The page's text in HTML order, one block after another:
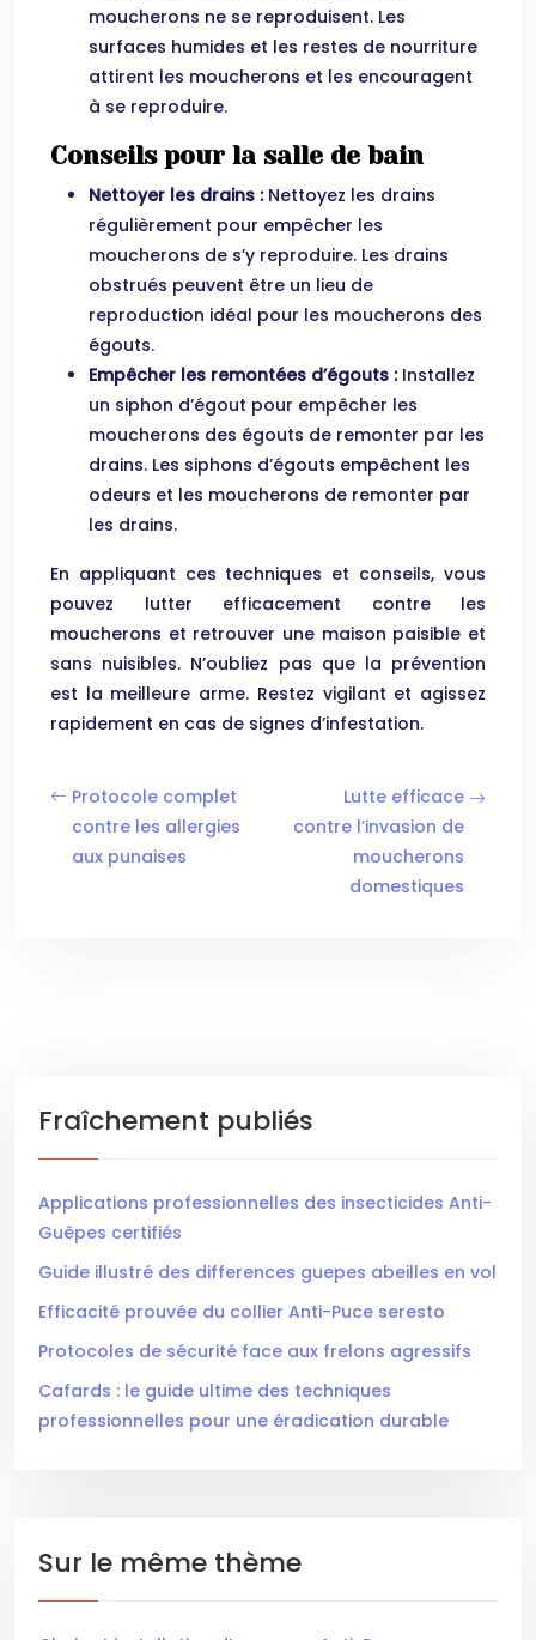
moucherons ne se reproduisent. Les
surfaces humides et les restes de nourriture
attirent les moucherons et les encouragent
à se reproduire.
Conseils pour la salle de bain
Nettoyer les drains : Nettoyez les drains
régulièrement pour empêcher les
moucherons de s’y reproduire. Les drains
obstrués peuvent être un lieu de
reproduction idéal pour les moucherons des
égouts.
Empêcher les remontées d’égouts : Installez
un siphon d’égout pour empêcher les
moucherons des égouts de remonter par les
drains. Les siphons d’égouts empêchent les
odeurs et les moucherons de remonter par
les drains.
En appliquant ces techniques et conseils, vous
pouvez lutter efficacement contre les
moucherons et retrouver une maison paisible et
sans nuisibles. N’oubliez pas que la prévention
est la meilleure arme. Restez vigilant et agissez
rapidement en cas de signes d’infestation.
Protocole complet
contre les allergies
aux punaises
Lutte efficace
contre l’invasion de
moucherons
domestiques
Fraîchement publiés
Applications professionnelles des insecticides Anti-
Guêpes certifiés
Guide illustré des differences guepes abeilles en vol
Efficacité prouvée du collier Anti-Puce seresto
Protocoles de sécurité face aux frelons agressifs
Cafards : le guide ultime des techniques
professionnelles pour une éradication durable
Sur le même thème